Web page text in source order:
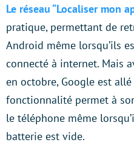
Le réseau “Localiser mon
pratique, permettant de
Android même lorsqu’ils
connecté à internet. Mais
en octobre, Google est
fonctionnalité permet à
le téléphone même
batterie est vide.